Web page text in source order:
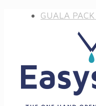
GUALA PACK